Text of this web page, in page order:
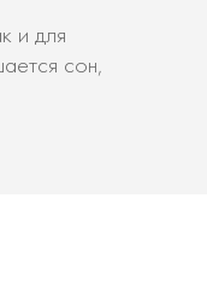
и для
сон,